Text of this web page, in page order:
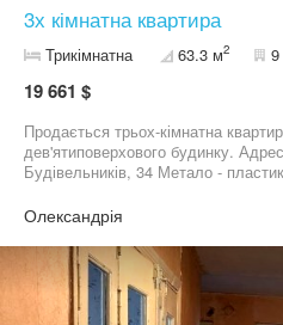
3х кімнатна квартира
Трикімнатна 63.3 м2
19 661 $
Продається трьох-кімнатна
дев'ятиповерхового будинку.
Будівельників, 34 Метало -
квартири. Тел.: 075-198-81-23
Олександрія